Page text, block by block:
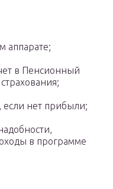
аппарате;
в Пенсионный
если нет прибыли;
в программе